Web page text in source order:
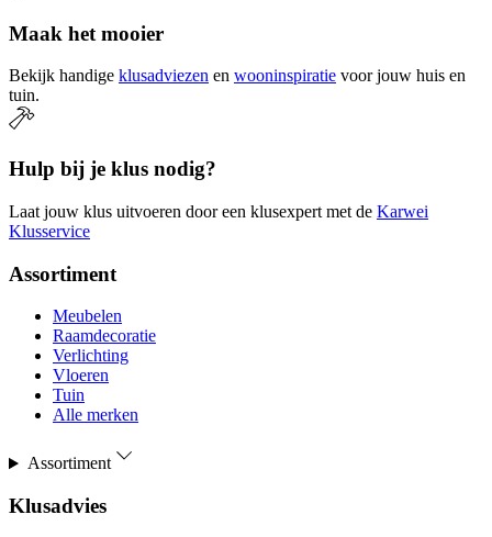
Maak het mooier
Bekijk handige klusadviezen en wooninspiratie voor jouw huis en
tuin.
Hulp bij je klus nodig?
Laat jouw klus uitvoeren door een klusexpert met de Karwei
Klusservice
Assortiment
Meubelen
Raamdecoratie
Verlichting
Vloeren
Tuin
Alle merken
Assortiment
Klusadvies